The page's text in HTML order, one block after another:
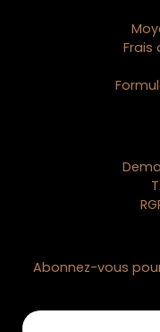
Frais
Abonnez-vous